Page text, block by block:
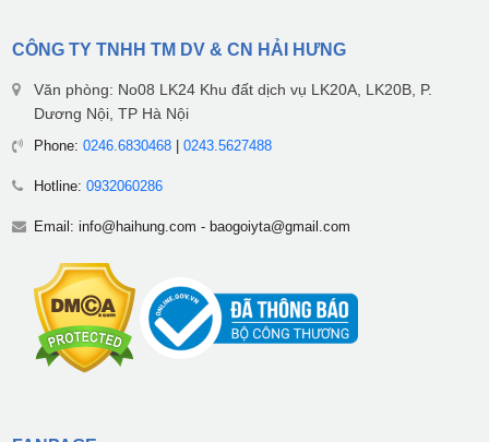
CÔNG TY TNHH TM DV & CN HẢI HƯNG
Văn phòng: No08 LK24 Khu đất dịch vụ LK20A, LK20B, P.
Dương Nội, TP Hà Nội
Phone: 0246.6830468| 0243.5627488
Hotline: 0932060286
Email: info@haihung.com - baogoiyta@gmail.com